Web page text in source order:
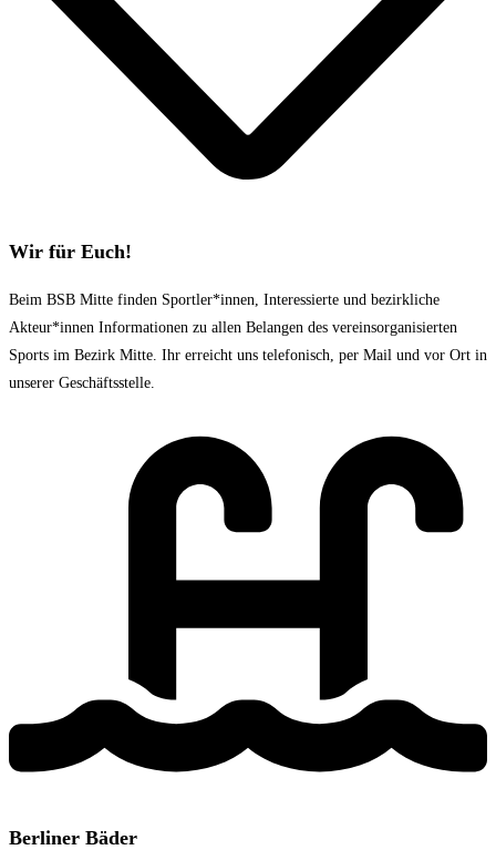
Wir für Euch!
Beim BSB Mitte finden Sportler*innen, Interessierte und bezirkliche
Akteur*innen Informationen zu allen Belangen des vereinsorganisierten
Sports im Bezirk Mitte. Ihr erreicht uns telefonisch, per Mail und vor Ort in
unserer Geschäftsstelle.
Berliner Bäder